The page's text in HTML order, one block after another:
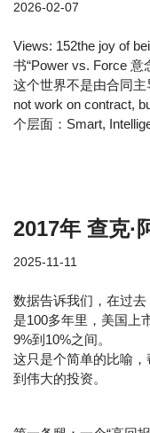
2026-02-07
Views: 152the joy of
书“Power vs. Force 意
这个世界不是由合同
not work on contract,
个层面：Smart,
2017年 查克·
2025-11-11
数据告诉我们，在过
是100多年里，美国上
9%到10%之间。
这只是个简单的比喻
到伟大的投资。